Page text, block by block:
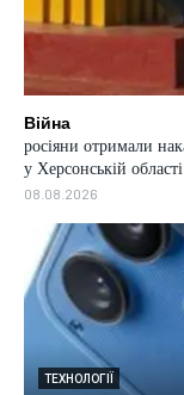
Війна
росіяни отримали
у Херсонській
08.08.2026
ТЕХНОЛОГІЇ